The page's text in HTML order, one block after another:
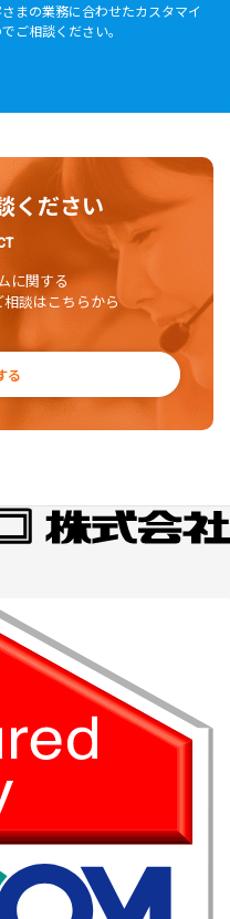
まの業務に合わせたカスタマイ
ご相談ください。
ください
に関する
談はこちらから
る